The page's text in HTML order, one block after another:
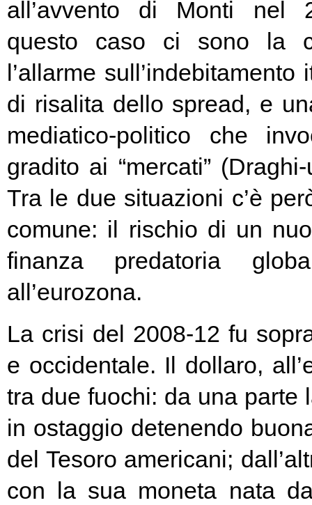
all’avvento di Monti nel
questo caso ci sono la
l’allarme
di risalita dello spread, e
mediatico-politico che
gradito ai “mercati”
Tra le due situazioni c’è
comune: il rischio di un
finanza predatoria
all’eurozona.
La crisi del 2008-12 fu
e occidentale. Il dollaro,
tra due fuochi: da una parte
in ostaggio detenendo
del Tesoro americani;
con la sua moneta nata